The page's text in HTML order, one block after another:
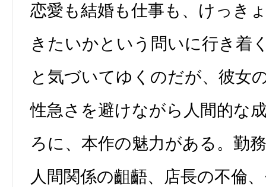
恋愛も結婚も仕事も、けっき
きたいかという問いに行き
と気づいてゆくのだが、彼女
性急さを避けながら人間的な
ろに、本作の魅力がある。勤
人間関係の齟齬、店長の不倫